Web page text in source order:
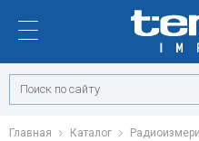
Главная Каталог